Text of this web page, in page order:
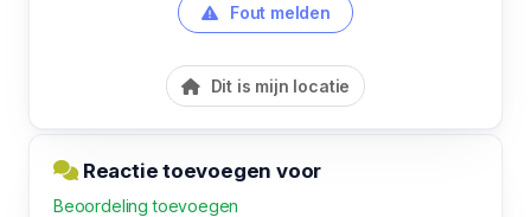
Fout melden
Dit is mijn locatie
Reactie toevoegen voor
Beoordeling toevoegen